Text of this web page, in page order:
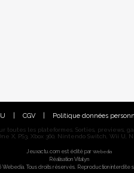
CGV Politique données
les plateformes. Sorties, previews,
X, PS3, Xbox 360, Nintendo Switch, Wii U,
Jeuxactu.com est édité par Webedia
Réalisation Vitalyn
Tous droits réservés. Reproduction interdite